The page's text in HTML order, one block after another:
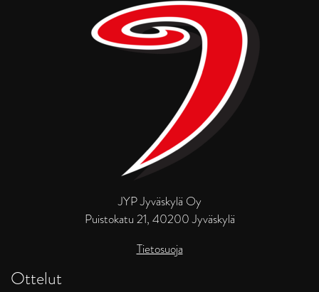
JYP Jyväskylä Oy
Puistokatu 21, 40200 Jyväskylä
Tietosuoja
Ottelut